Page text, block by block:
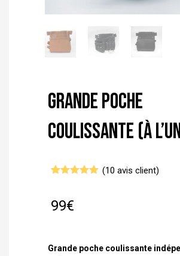
Grande poche
coulissante (à
basé sur
notations
(10 avis client)
99€
Grande poche coulissante